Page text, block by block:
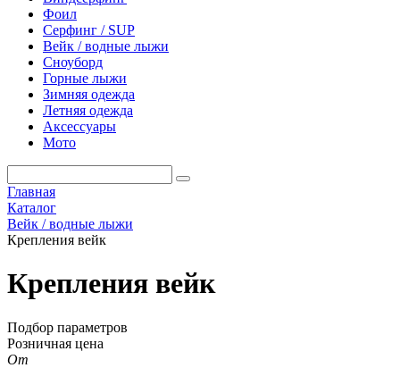
Фоил
Серфинг / SUP
Вейк / водные лыжи
Сноуборд
Горные лыжи
Зимняя одежда
Летняя одежда
Аксессуары
Мото
Главная
Каталог
Вейк / водные лыжи
Крепления вейк
Крепления вейк
Подбор параметров
Розничная цена
От